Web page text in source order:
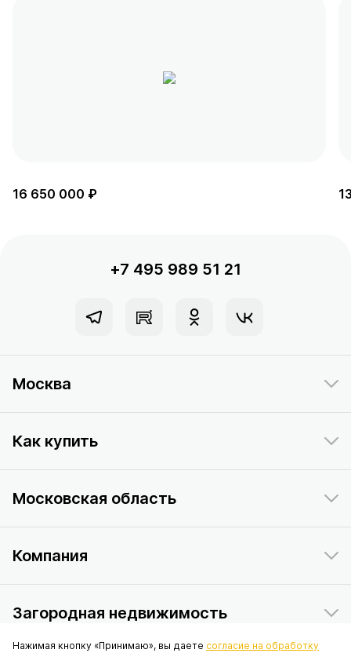
16 650 000 ₽
+7 495 989 51 21
Москва
Как купить
Московская область
Компания
Загородная недвижимость
Нажимая кнопку «Принимаю», вы даете согласие на обработку